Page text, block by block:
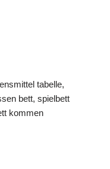
tabelle,
bett, spielbett
kommen